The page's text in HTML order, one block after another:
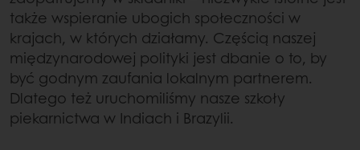
także wspieranie ubogich społeczności w
krajach, w których działamy. Częścią naszej
międzynarodowej polityki jest dbanie o to, by
być godnym zaufania lokalnym partnerem.
Dlatego też uruchomiliśmy nasze szkoły
piekarnictwa w Indiach i Brazylii.